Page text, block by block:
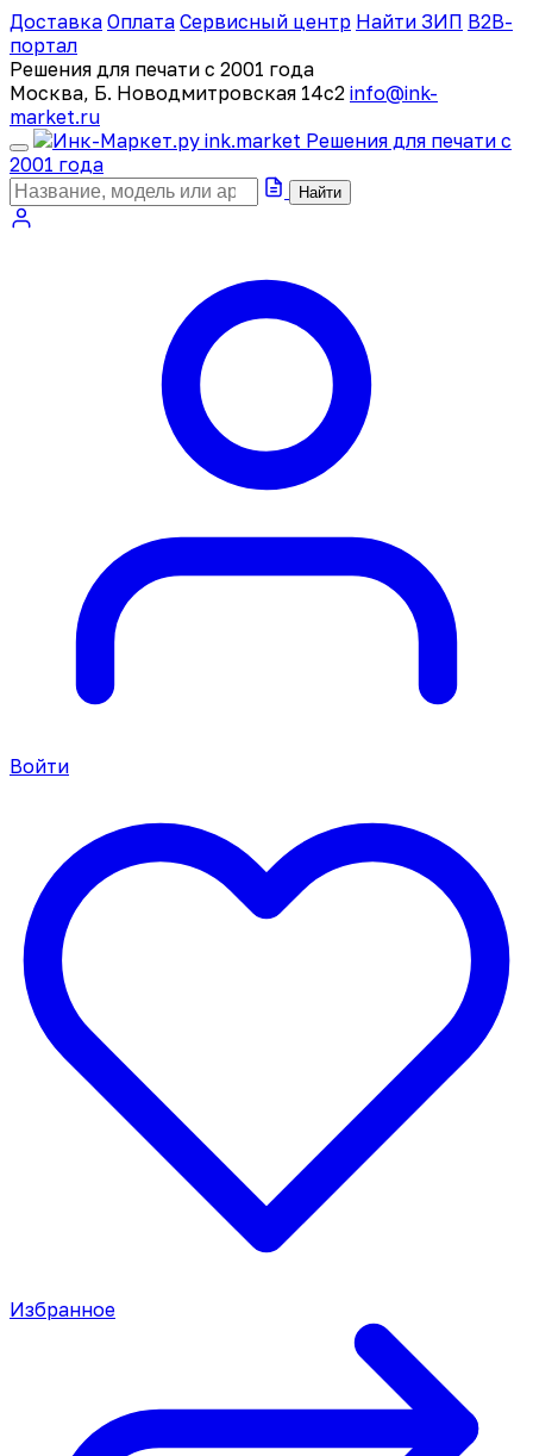
Доставка Оплата Сервисный центр Найти ЗИП B2B-
портал
Решения для печати с 2001 года
Москва, Б. Новодмитровская 14с2 info@ink-
market.ru
ink.market Решения для печати с
2001 года
Найти
Войти
Избранное